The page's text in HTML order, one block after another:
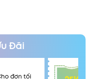
Đãi
đơn tối